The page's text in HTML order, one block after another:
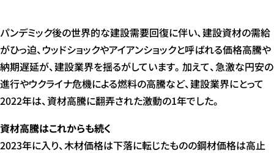
パンデミック後の世界的な建設需要回復に伴い、建設資材の需給
がひっ迫、ウッドショックやアイアンショックと呼ばれる価格高騰や
納期遅延が、建設業界を揺るがしています。加えて、急激な円安の
進行やウクライナ危機による燃料の高騰など、建設業界にとって
2022年は、資材高騰に翻弄された激動の1年でした。
資材高騰はこれからも続く
2023年に入り、木材価格は下落に転じたものの鋼材価格は高止